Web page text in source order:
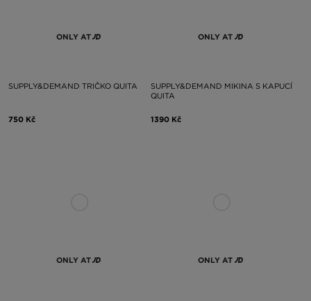
ONLY AT
SUPPLY&DEMAND TRIČKO QUITA
750 Kč
ONLY AT
SUPPLY&DEMAND MIKINA S KAPUCÍ
QUITA
1390 Kč
ONLY AT ONLY AT